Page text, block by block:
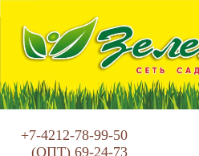
+7-4212-78-99-50
(ОПТ) 69-24-73